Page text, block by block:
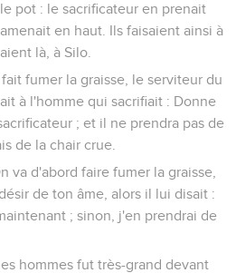
pot : le sacrificateur en prenait
en haut. Ils faisaient ainsi à
là, à Silo.
fumer la graisse, le serviteur du
à l'homme qui sacrifiait : Donne
; et il ne prendra pas de
de la chair crue.
va d'abord faire fumer la graisse,
de ton âme, alors il lui disait :
; sinon, j'en prendrai de
hommes fut très-grand devant